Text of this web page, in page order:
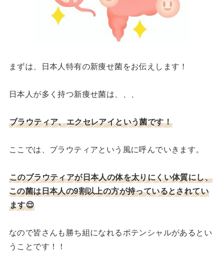
まずは、日本人特有の新痩せ菌をお伝えします！
日本人が多く持つ新痩せ菌は、、、
ブラウティア、エクセレアイという菌です！
ここでは、ブラウティアという風に呼んでいきます。
このブラウティアが日本人の体を太りにくい体質にし、
この菌は日本人の9割以上の方が持っているとされてい
ます😌
なので皆さんも勝ち組になれるポテンシャルがあるとい
うことです！！